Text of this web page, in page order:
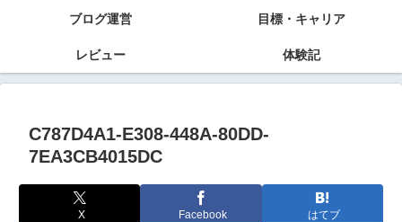
ブログ運営 目標・キャリア
レビュー 体験記
C787D4A1-E308-448A-80DD-
7EA3CB4015DC
X Facebook はてブ